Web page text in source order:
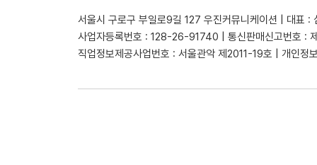
서울시 구로구 부일로9길 127 우진커뮤니케이션 | 대표 :
사업자등록번호 : 128-26-91740 | 통신판매신고번호 :
직업정보제공사업번호 : 서울관악 제2011-19호 | 개인정